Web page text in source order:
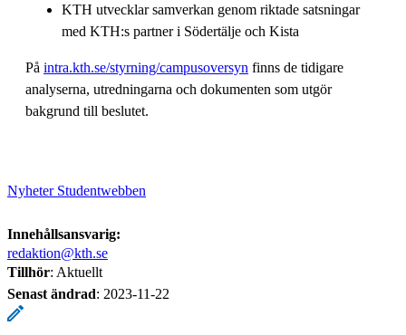
KTH utvecklar samverkan genom riktade satsningar
med KTH:s partner i Södertälje och Kista
På intra.kth.se/styrning/campusoversyn finns de tidigare
analyserna, utredningarna och dokumenten som utgör
bakgrund till beslutet.
Nyheter Studentwebben
Innehållsansvarig:
redaktion@kth.se
Tillhör: Aktuellt
Senast ändrad: 2023-11-22